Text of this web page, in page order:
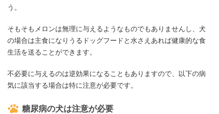
う。
そもそもメロンは無理に与えるようなものでもありませんし、犬
の場合は主食になりうるドッグフードと水さえあれば健康的な食
生活を送ることができます。
不必要に与えるのは逆効果になることもありますので、以下の病
気に該当する場合は特に注意が必要です。
糖尿病の犬は注意が必要